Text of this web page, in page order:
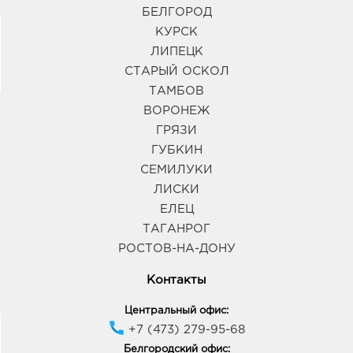
309070, Белгородская обл, р-н Яковлевский, г
Строитель, ул 5 Августа, д. 28
БЕЛГОРОД
КУРСК
ЛИПЕЦК
СТАРЫЙ ОСКОЛ
ТАМБОВ
ВОРОНЕЖ
ГРЯЗИ
ГУБКИН
СЕМИЛУКИ
ЛИСКИ
ЕЛЕЦ
ТАГАНРОГ
РОСТОВ-НА-ДОНУ
Контакты
Центральный офис:
+7 (473) 279-95-68
Белгородский офис: